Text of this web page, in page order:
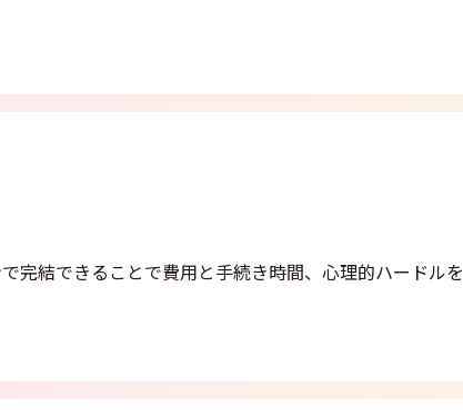
完結できることで費用と手続き時間、心理的ハードルを